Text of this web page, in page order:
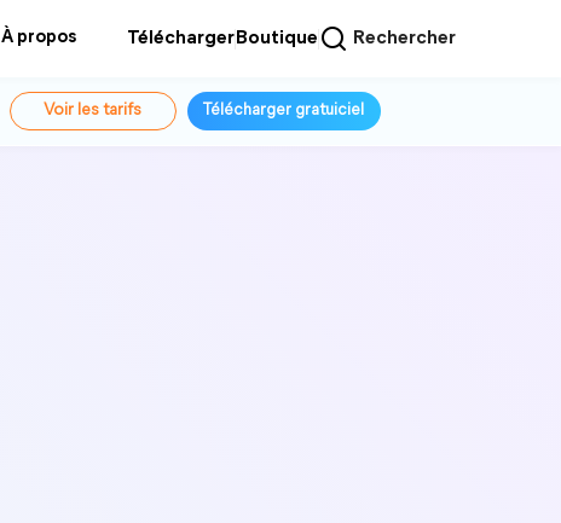
À propos Télécharger Boutique Rechercher
Voir les tarifs Télécharger gratuiciel